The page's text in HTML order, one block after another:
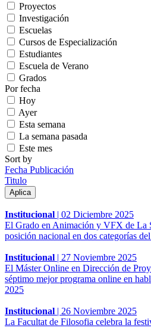
Proyectos
Investigación
Escuelas
Cursos de Especialización
Estudiantes
Escuela de Verano
Grados
Por fecha
Hoy
Ayer
Esta semana
La semana pasada
Este mes
Sort by
Fecha Publicación
Titulo
Institucional | 02 Diciembre 2025
El Grado en Animación y VFX de La
posición nacional en dos categorías
Institucional | 27 Noviembre 2025
El Máster Online en Dirección de
séptimo mejor programa online en
2025
Institucional | 26 Noviembre 2025
La Facultat de Filosofia celebra la